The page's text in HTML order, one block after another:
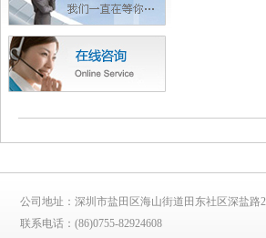
公司地址：深圳市盐田区海山街道田东社区深盐路
联系电话： (86)0755-82924608